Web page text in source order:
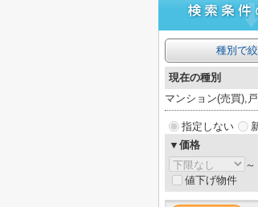
種別で
現在の種別
マンション(売買),
指定しない
▼価格
～
値下げ物件